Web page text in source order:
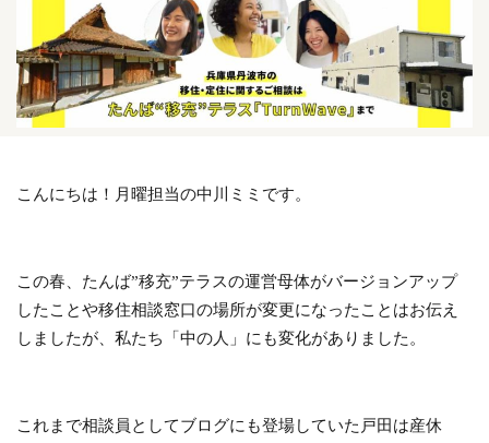
こんにちは！月曜担当の中川ミミです。
この春、たんば”移充”テラスの運営母体がバージョンアップ
したことや移住相談窓口の場所が変更になったことはお伝え
しましたが、私たち「中の人」にも変化がありました。
これまで相談員としてブログにも登場していた戸田は産休